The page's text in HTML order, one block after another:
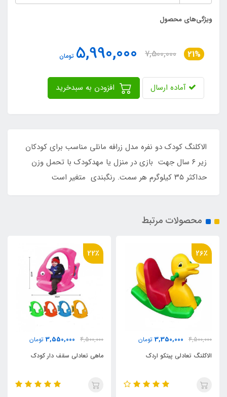
ویژگی‌های محصول
21%
7,500,000
5,990,000 تومان
آماده ارسال
الاکلنگ کودک دو نفره مدل زرافه مانلی مناسب برای کودکان
زیر ۶ سال جهت بازی در منزل یا مهدکودک با تحمل وزن
حداکثر ۳۵ کیلوگرم هر سمت. رنگبندی متغیر است
محصولات مرتبط
26٪
4,500,000
3,350,000 تومان
الاکلنگ تعادلی پیتکو اردک
22٪
4,500,000
3,550,000 تومان
ماهی تعادلی سقف دار کودک